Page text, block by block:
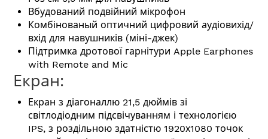
Вбудований подвійний мікрофон
Комбінованый оптичний цифровий аудіовихід/
вхід для навушників (міні-джек)
Підтримка дротової гарнітури Apple Earphones
with Remote and Mic
Екран:
Екран з діагоналлю 21,5 дюймів зі
світлодіодним підсвічуванням і технологією
IPS, з роздільною здатністю 1920х1080 точок